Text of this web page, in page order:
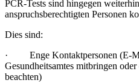
PCR-Tests sind hingegen
anspruchsberechtigten Personen
Dies sind:
· Enge Kontaktpersonen (E-
Gesundheitsamtes mitbringen
beachten)